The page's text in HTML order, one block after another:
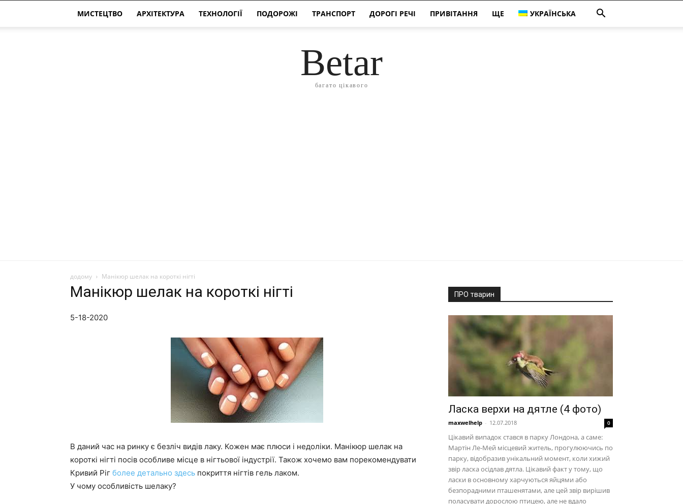
МИСТЕЦТВО АРХІТЕКТУРА ТЕХНОЛОГІЇ ПОДОРОЖІ ТРАНСПОРТ ДОРОГІ РЕЧІ ПРИВІТАННЯ ЩЕ УКРАЇНСЬКА
Betar
багато цікавого
додому Манікюр шелак на короткі нігті
Манікюр шелак на короткі нігті
5-18-2020
В даний час на ринку є безліч видів лаку. Кожен має плюси і недоліки. Манікюр шелак на
короткі нігті посів особливе місце в нігтьової індустрії. Також хочемо вам порекомендувати
Кривий Ріг более детально здесь покриття нігтів гель лаком.
У чому особливість шелаку?
ПРО тварин
Ласка верхи на дятле (4 фото)
maxwelhelp - 12.07.2018 0
Цікавий випадок стався в парку Лондона, а саме:
Мартін Ле-Мей місцевий житель, прогулюючись по
парку, відобразив унікальний момент, коли хижий
звір ласка осідлав дятла. Цікавий факт у тому, що
ласки в основному харчуються яйцями або
безпорадними пташенятами, але цей звір вирішив
поласувати дорослою птицею, але не вдало